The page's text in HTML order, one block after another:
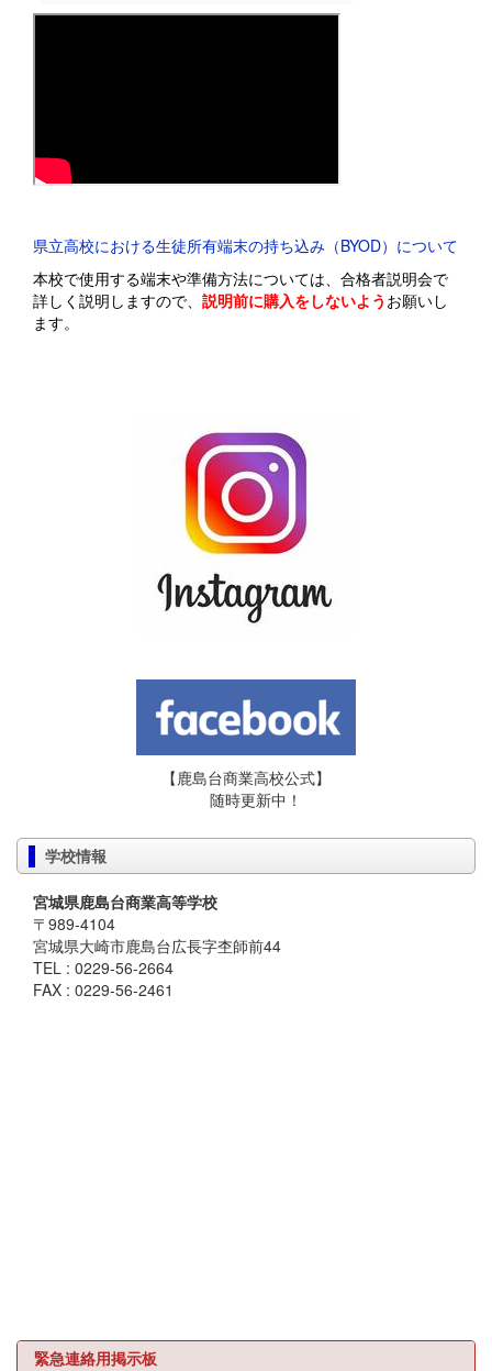
県立高校における生徒所有端末の持ち込み（BYOD）について
本校で使用する端末や準備方法については、合格者説明会で
詳しく説明しますので、 説明前に購入をしないよう お願いし
ます。
【鹿島台商業高校公式】
随時更新中！
学校情報
宮城県鹿島台商業高等学校
〒989-4104
宮城県大崎市鹿島台広長字杢師前44
TEL : 0229-56-2664
FAX : 0229-56-2461
緊急連絡用掲示板